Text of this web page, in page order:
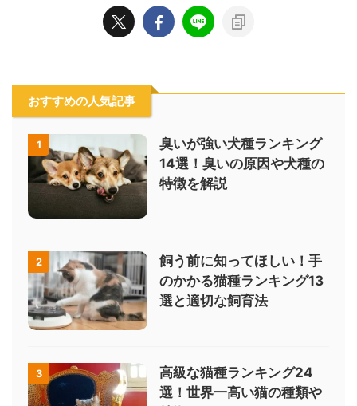
おすすめの人気記事
1
臭いが強い犬種ランキング
14選！臭いの原因や犬種の
特徴を解説
2
飼う前に知ってほしい！手
のかかる猫種ランキング13
選と適切な飼育法
3
高級な猫種ランキング24
選！世界一高い猫の種類や